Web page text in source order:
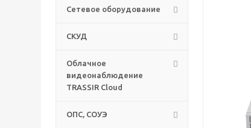
Сетевое оборудование
СКУД
Облачное
видеонаблюдение
TRASSIR Cloud
ОПС, СОУЭ